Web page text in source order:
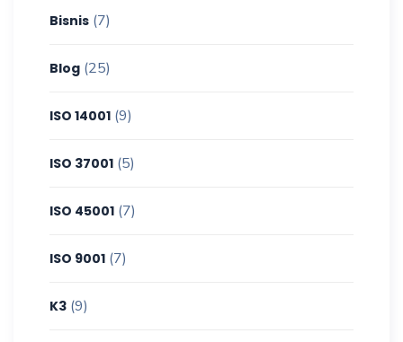
Bisnis (7)
Blog (25)
ISO 14001 (9)
ISO 37001 (5)
ISO 45001 (7)
ISO 9001 (7)
K3 (9)